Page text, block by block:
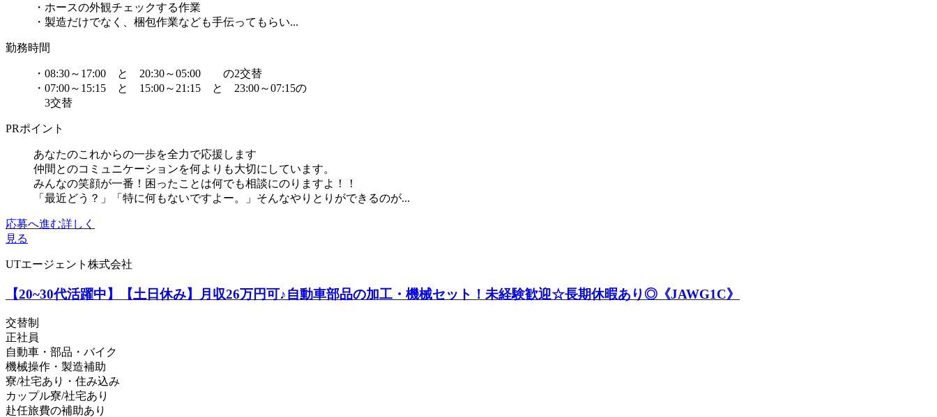
・ホースの外観チェックする作業
・製造だけでなく、梱包作業なども手伝ってもらい...
勤務時間
・08:30～17:00 と 20:30～05:00 の2交替
・07:00～15:15 と 15:00～21:15 と 23:00～07:15の
3交替
PRポイント
あなたのこれからの一歩を全力で応援します
仲間とのコミュニケーションを何よりも大切にしています。
みんなの笑顔が一番！困ったことは何でも相談にのりますよ！！
「最近どう？」「特に何もないですよー。」そんなやりとりができるのが...
応募へ進む詳しく
見る
UTエージェント株式会社
【20~30代活躍中】【土日休み】月収26万円可♪自動車部品の加工・機械セット！未経験歓迎☆長期休暇あり◎《JAWG1C》
交替制
正社員
自動車・部品・バイク
機械操作・製造補助
寮/社宅あり・住み込み
カップル寮/社宅あり
赴任旅費の補助あり